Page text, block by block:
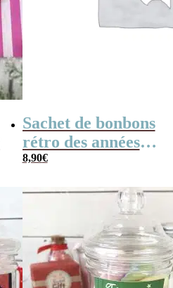
Sachet de bonbons
rétro des années
70
8,90€